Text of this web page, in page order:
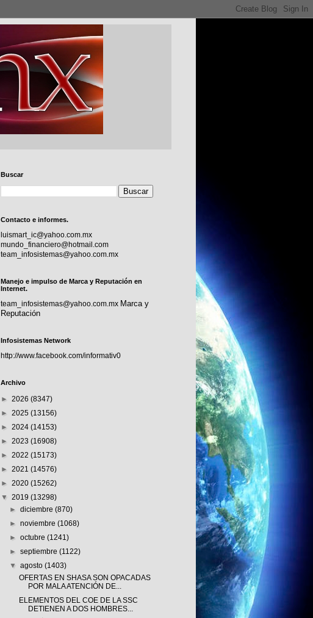
Buscar
Contacto e informes.
luismart_ic@yahoo.com.mx
mundo_financiero@hotmail.com
team_infosistemas@yahoo.com.mx
Manejo e impulso de Marca y Reputación en
Internet.
team_infosistemas@yahoo.com.mx Marca y
Reputación
Infosistemas Network
http://www.facebook.com/informativ0
Archivo
► 2026 (8347)
► 2025 (13156)
► 2024 (14153)
► 2023 (16908)
► 2022 (15173)
► 2021 (14576)
► 2020 (15262)
▼ 2019 (13298)
►diciembre(870)
►noviembre(1068)
►octubre(1241)
►septiembre(1122)
▼agosto(1403)
OFERTAS EN SHASA SON OPACADAS
POR MALA ATENCIÓN DE...
ELEMENTOS DEL COE DE LA SSC
DETIENEN A DOS HOMBRES...